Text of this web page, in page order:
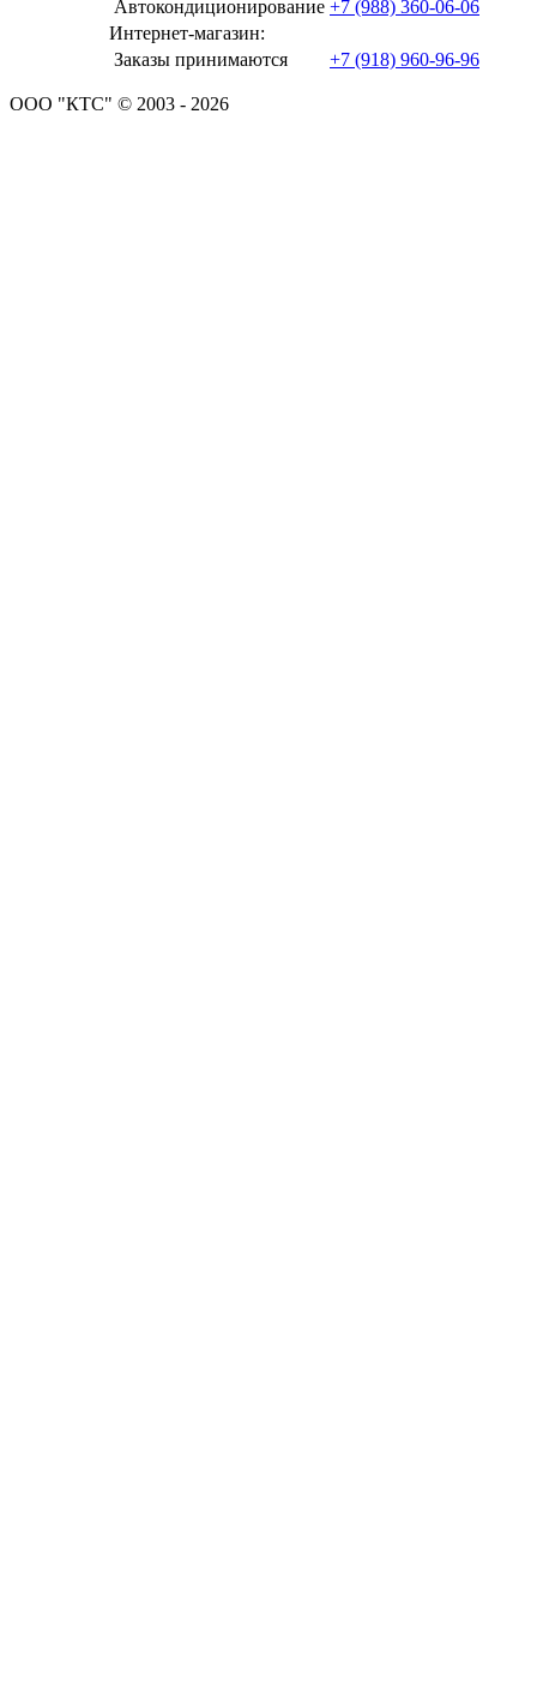
Автокондиционирование +7 (988) 360-06-06
Интернет-магазин:
Заказы принимаются
+7 (918) 960-96-96
ООО "КТС" © 2003 - 2026